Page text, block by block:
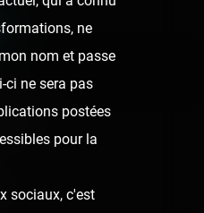
ne
nom et passe
ci ne sera pas
postées
pour la
sociaux, c'est